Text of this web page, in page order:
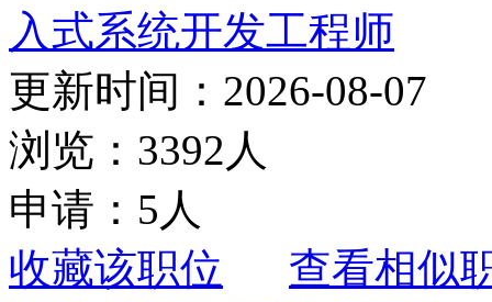
入式系统开发工程师
更新时间：2026-08-07
浏览：3392人
申请：5人
收藏该职位
查看相似